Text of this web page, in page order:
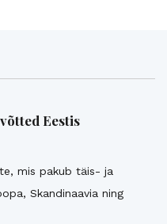
Eestis
mis pakub täis- ja
Skandinaavia ning